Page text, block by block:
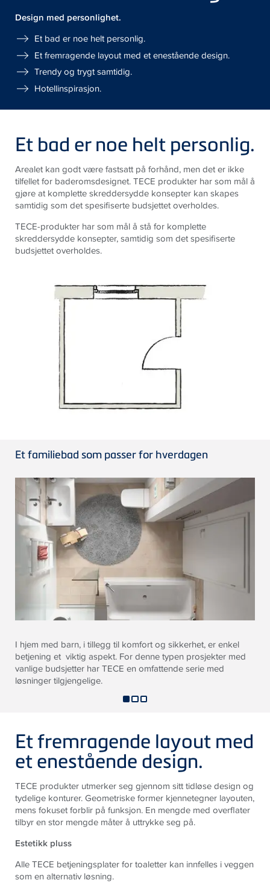
Design med personlighet.
Et bad er noe helt personlig.
Et fremragende layout med et enestående design.
Trendy og trygt samtidig.
Hotellinspirasjon.
Et bad er noe helt personlig.
Arealet kan godt være fastsatt på forhånd, men det er ikke
tilfellet for baderomsdesignet. TECE produkter har som mål å
gjøre at komplette skreddersydde konsepter kan skapes
samtidig som det spesifiserte budsjettet overholdes.
TECE-produkter har som mål å stå for komplette
skreddersydde konsepter, samtidig som det spesifiserte
budsjettet overholdes.
Et familiebad som passer for hverdagen
I hjem med barn, i tillegg til komfort og sikkerhet, er enkel
betjening et viktig aspekt. For denne typen prosjekter med
vanlige budsjetter har TECE en omfattende serie med
løsninger tilgjengelige.
Et fremragende layout med
et enestående design.
TECE produkter utmerker seg gjennom sitt tidløse design og
tydelige konturer. Geometriske former kjennetegner layouten,
mens fokuset forblir på funksjon. En mengde med overflater
tilbyr en stor mengde måter å uttrykke seg på.
Estetikk pluss
Alle TECE betjeningsplater for toaletter kan innfelles i veggen
som en alternativ løsning.